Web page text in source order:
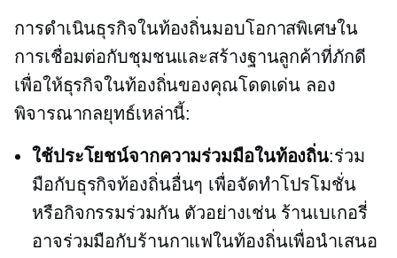
การดำเนินธุรกิจในท้องถิ่นมอบโอกาสพิเศษใน
การเชื่อมต่อกับชุมชนและสร้างฐานลูกค้าที่ภักดี
เพื่อให้ธุรกิจในท้องถิ่นของคุณโดดเด่น ลอง
พิจารณากลยุทธ์เหล่านี้:
ใช้ประโยชน์จากความร่วมมือในท้องถิ่น:ร่วม
มือกับธุรกิจท้องถิ่นอื่นๆ เพื่อจัดทำโปรโมชั่น
หรือกิจกรรมร่วมกัน ตัวอย่างเช่น ร้านเบเกอรี่
อาจร่วมมือกับร้านกาแฟในท้องถิ่นเพื่อนำเสนอ